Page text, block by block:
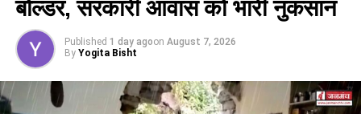
इसके तहत श्रमिकों को हर महीने की 7 तारीख तक वेतन देना
मजदूरी का प्रावधान भी किया गया है।
बोल्डर, सरकारी आवास को भारी नुकसान
Published 1 day agoon August 7, 2026
By Yogita Bisht